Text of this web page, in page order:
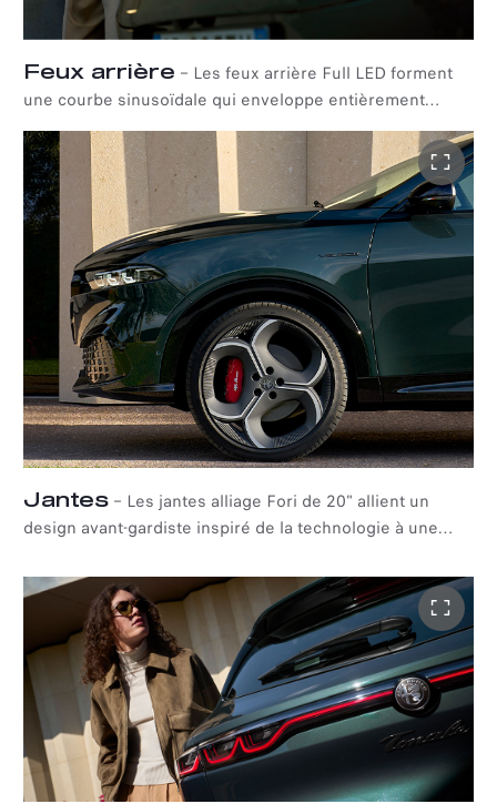
Feux arrière – Les feux arrière Full LED forment
une courbe sinusoïdale qui enveloppe entièrement
l'arrière de la voiture, lui conférant une signature
lumineuse unique et distinctive.
Jantes – Les jantes alliage Fori de 20" allient un
design avant-gardiste inspiré de la technologie à une
la voiture en une déclaration de style pur. Pour ceux qui
recherchent un look différent sur la route, Tonale
propose également trois autres options de jantes : Aero
17", TI 18" et Veloce Scuro 19".